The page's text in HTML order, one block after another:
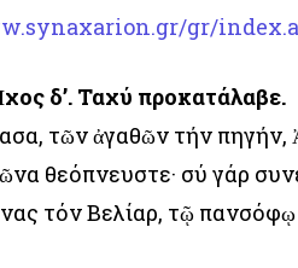
gr/
δ’. Ταχύ προκατάλαβε.
τῶν ἀγαθῶν τήν
θεόπνευστε· σύ γάρ
τόν Βελίαρ, τῷ πανσόφῳ